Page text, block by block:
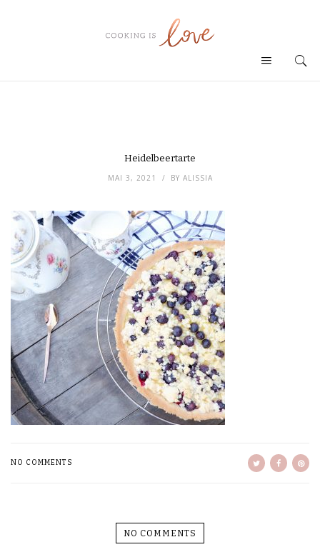
Heidelbeertarte
MAI 3, 2021 BY ALISSIA
NO COMMENTS
NO COMMENTS